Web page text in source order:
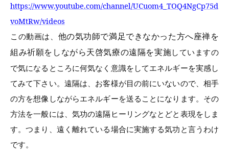
https://www.youtube.com/channel/UCuom4_TOQ4NgCp75d
voMtRw/videos
この動画は、 他の気功師で満足できなかった方へ座禅を
組み祈願をしながら天啓気療の遠隔を実施していますの
で気になるところに何気なく意識をしてエネルギーを実感し
てみて下さい。遠隔は、お客様が目の前にいないので、相手
の方を想像しながらエネルギーを送ることになります。その
方法を一般には、気功の遠隔ヒーリングなとどと表現をしま
す。つまり、遠く離れている場合に実施する気功と言うわけ
です。